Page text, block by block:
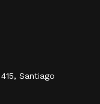
Santiago